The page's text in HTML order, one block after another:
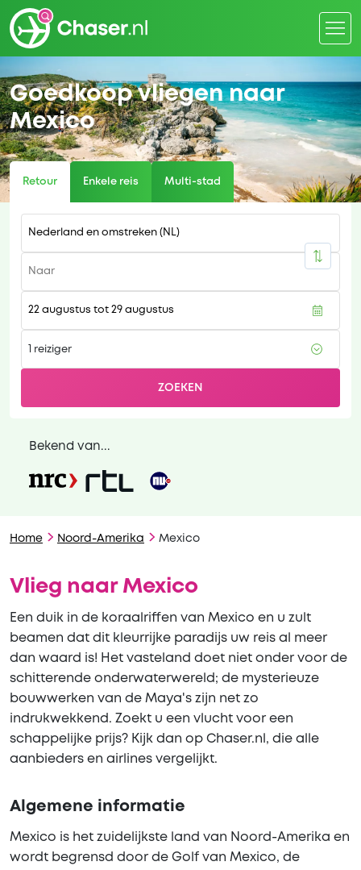
Goedkoop vliegen naar
Mexico
Retour Enkele reis Multi-stad
1 reiziger
ZOEKEN
Bekend van...
Home Noord-Amerika Mexico
Vlieg naar Mexico
Een duik in de koraalriffen van Mexico en u zult
beamen dat dit kleurrijke paradijs uw reis al meer
dan waard is! Het vasteland doet niet onder voor de
schitterende onderwaterwereld; de mysterieuze
bouwwerken van de Maya's zijn net zo
indrukwekkend. Zoekt u een vlucht voor een
schappelijke prijs? Kijk dan op Chaser.nl, die alle
aanbieders en airlines vergelijkt.
Algemene informatie
Mexico is het zuidelijkste land van Noord-Amerika en
wordt begrensd door de Golf van Mexico, de